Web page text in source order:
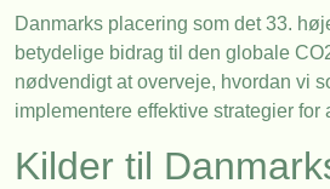
Danmarks placering som det 33.
betydelige bidrag til den globale
nødvendigt at overveje, hvordan vi
implementere effektive strategier
Kilder til